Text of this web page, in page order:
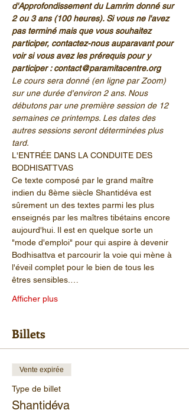
d'Approfondissement du Lamrim donné sur
2 ou 3 ans (100 heures). Si vous ne l'avez
pas terminé mais que vous souhaitez
participer, contactez-nous auparavant pour
voir si vous avez les prérequis pour y
participer : contact@paramitacentre.org
Le cours sera donné (en ligne par Zoom)
sur une durée d'environ 2 ans. Nous
débutons par une première session de 12
semaines ce printemps. Les dates des
autres sessions seront déterminées plus
tard.
L'ENTRÉE DANS LA CONDUITE DES
BODHISATTVAS
Ce texte composé par le grand maître
indien du 8ème siècle Shantidéva est
sûrement un des textes parmi les plus
enseignés par les maîtres tibétains encore
aujourd'hui. Il est en quelque sorte un
"mode d'emploi" pour qui aspire à devenir
Bodhisattva et parcourir la voie qui mène à
l'éveil complet pour le bien de tous les
êtres sensibles.…
Afficher plus
Billets
Vente expirée
Type de billet
Shantidéva